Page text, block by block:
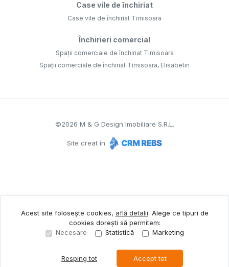
Sună acum Solicită vizionare
Case vile de închiriat
Case vile de închiriat Timisoara
Închirieri comercial
Spații comerciale de închiriat Timisoara
Spații comerciale de închiriat Timisoara, Elisabetin
©2026 M & G Design Imobiliare S.R.L.
Site creat în
Acest site folosește cookies, află detalii. Alege ce tipuri de
cookies dorești să permitem:
Necesare
Statistică Marketing
Resping tot Accept tot